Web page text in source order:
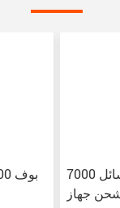
7000 نفخة سائل E سيجارة
جهاز